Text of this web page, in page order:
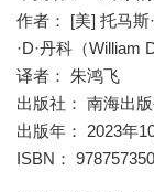
作者： [美] 托马斯
·D·丹科（William
译者： 朱鸿飞
出版社： 南海出
出版年： 2023年
ISBN：